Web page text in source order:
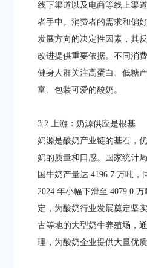
线下渠道以及电商等线上渠
者手中。消费者的需求和偏
发展方向的决定性因素，其
改进提供重要依据。不同消
健身人群关注高蛋白、低糖
富、包装可爱的酸奶。​
3.2 上游：奶源供应是根基​
奶源是酸奶产业链的基石，
奶的质量和口感。国家统计
国牛奶产量达 4196.7 万吨，
2024 年小幅下滑至 4079.0
定，为酸奶行业发展奠定坚
古等地的大型奶牛养殖场，
理，为酸奶企业提供大量优质